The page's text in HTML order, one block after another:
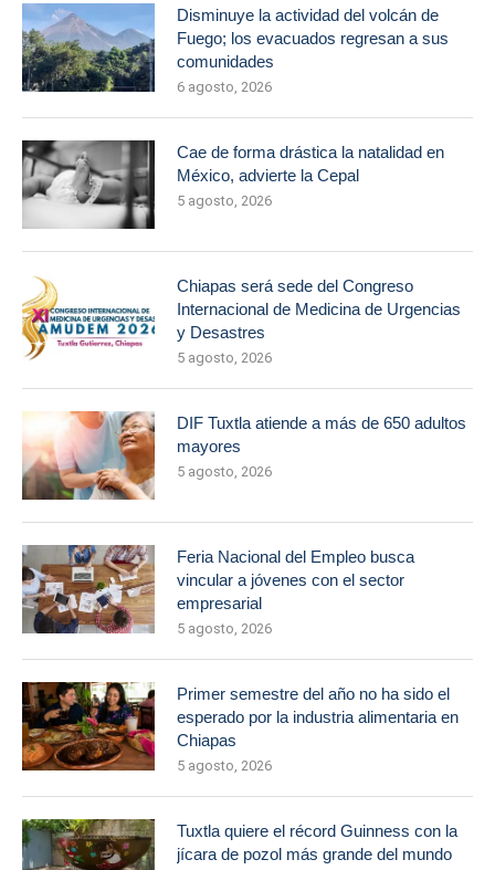
Disminuye la actividad del volcán de
Fuego; los evacuados regresan a sus
comunidades
6 agosto, 2026
Cae de forma drástica la natalidad en
México, advierte la Cepal
5 agosto, 2026
Chiapas será sede del Congreso
Internacional de Medicina de Urgencias
y Desastres
5 agosto, 2026
DIF Tuxtla atiende a más de 650 adultos
mayores
5 agosto, 2026
Feria Nacional del Empleo busca
vincular a jóvenes con el sector
empresarial
5 agosto, 2026
Primer semestre del año no ha sido el
esperado por la industria alimentaria en
Chiapas
5 agosto, 2026
Tuxtla quiere el récord Guinness con la
jícara de pozol más grande del mundo